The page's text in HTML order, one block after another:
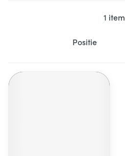
1 item
Sorteer op: